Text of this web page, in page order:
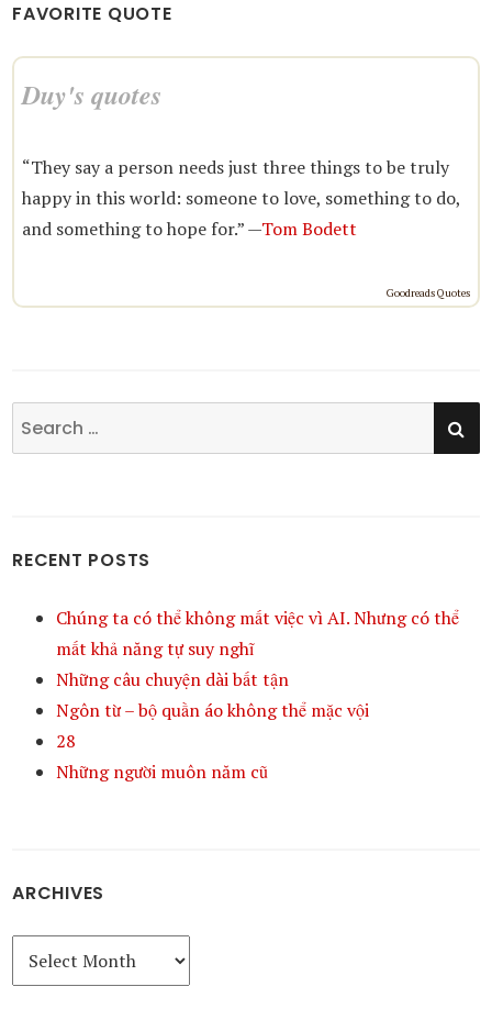
FAVORITE QUOTE
Duy's quotes
“They say a person needs just three things to be truly
happy in this world: someone to love, something to do,
and something to hope for.” —Tom Bodett
Goodreads Quotes
Search
for:
RECENT POSTS
Chúng ta có thể không mất việc vì AI. Nhưng có thể
mất khả năng tự suy nghĩ
Những câu chuyện dài bất tận
Ngôn từ – bộ quần áo không thể mặc vội
28
Những người muôn năm cũ
ARCHIVES
Archives